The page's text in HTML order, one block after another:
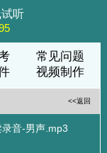
听
常见问题
视频制作
<<返回
音-男声.mp3